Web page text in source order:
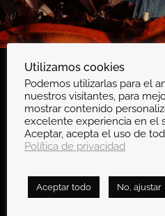
Utilizamos cookies
Podemos utilizarlas para el
nuestros visitantes, para
mostrar contenido
excelente experiencia en el
Aceptar, acepta el uso de
Política de privacidad
Aceptar todo No, ajustar